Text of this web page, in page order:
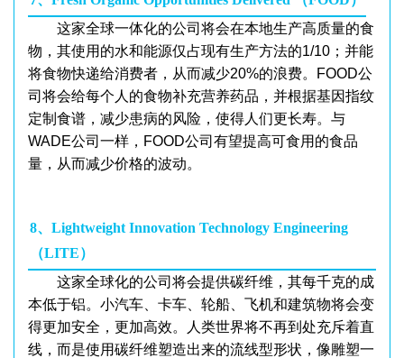
这家全球一体化的公司将会在本地生产高质量的食
物，其使用的水和能源仅占现有生产方法的1/10；并能
将食物快递给消费者，从而减少20%的浪费。FOOD公
司将会给每个人的食物补充营养药品，并根据基因指纹
定制食谱，减少患病的风险，使得人们更长寿。与
WADE公司一样，FOOD公司有望提高可食用的食品
量，从而减少价格的波动。
8、Lightweight Innovation Technology Engineering
（LITE）
这家全球化的公司将会提供碳纤维，其每千克的成
本低于铝。小汽车、卡车、轮船、飞机和建筑物将会变
得更加安全，更加高效。人类世界将不再到处充斥着直
线，而是使用碳纤维塑造出来的流线型形状，像雕塑一